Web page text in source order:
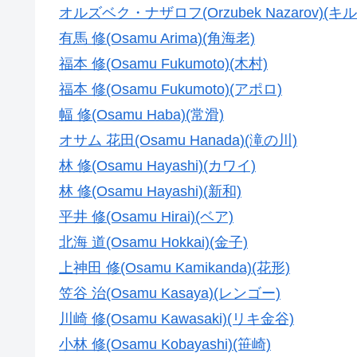
オルズベク・ナザロフ(Orzubek Nazarov)(キ
有馬 修(Osamu Arima)(角海老)
福本 修(Osamu Fukumoto)(木村)
福本 修(Osamu Fukumoto)(アポロ)
幅 修(Osamu Haba)(常滑)
オサム 花田(Osamu Hanada)(滝の川)
林 修(Osamu Hayashi)(カワイ)
林 修(Osamu Hayashi)(新和)
平井 修(Osamu Hirai)(ベア)
北海 道(Osamu Hokkai)(金子)
上神田 修(Osamu Kamikanda)(花形)
笠谷 治(Osamu Kasaya)(レンゴー)
川崎 修(Osamu Kawasaki)(リキ金谷)
小林 修(Osamu Kobayashi)(笹崎)